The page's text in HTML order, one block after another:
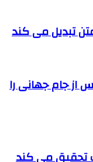
تبدیل می کند
از جام جهانی را
تحقیق می کند